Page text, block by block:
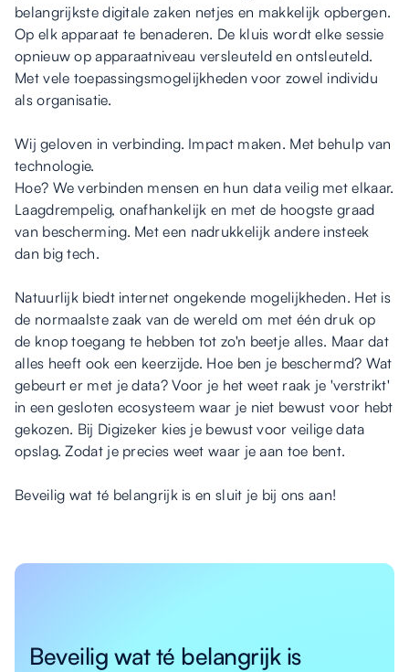
belangrijkste digitale zaken netjes en makkelijk opbergen.
Op elk apparaat te benaderen. De kluis wordt elke sessie
opnieuw op apparaatniveau versleuteld en ontsleuteld.
Met vele toepassingsmogelijkheden voor zowel individu
als organisatie.
Wij geloven in verbinding. Impact maken. Met behulp van
technologie.
Hoe? We verbinden mensen en hun data veilig met elkaar.
Laagdrempelig, onafhankelijk en met de hoogste graad
van bescherming. Met een nadrukkelijk andere insteek
dan big tech.
Natuurlijk biedt internet ongekende mogelijkheden. Het is
de normaalste zaak van de wereld om met één druk op
de knop toegang te hebben tot zo'n beetje alles. Maar dat
alles heeft ook een keerzijde. Hoe ben je beschermd? Wat
gebeurt er met je data? Voor je het weet raak je 'verstrikt'
in een gesloten ecosysteem waar je niet bewust voor hebt
gekozen. Bij Digizeker kies je bewust voor veilige data
opslag. Zodat je precies weet waar je aan toe bent.
Beveilig wat té belangrijk is en sluit je bij ons aan!
Beveilig wat té belangrijk is